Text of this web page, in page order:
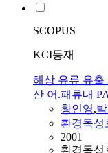
SCOPUS
KCI등재
해상 유류 유출
산 어.패류내
황인영,
환경독성
2001
환경독성